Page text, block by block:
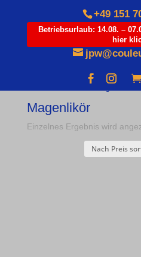
+49 151
Betriebsurlaub: 14.08. –
hier
Products
Magenlikör
Einzelnes Ergebnis wird